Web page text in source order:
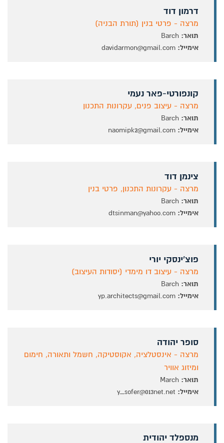
דרמון דוד
מרצה - פרטי בנין (תורת הבניה)
תואר:Barch
אימייל:davidarmon@gmail.com
קונפורטי-פאר נעמי
מרצה - עיצוב פנים, עקרונות התכנון
תואר:Barch
אימייל:naomipk2@gmail.com
צינמן דוד
מרצה - עקרונות התכנון, פרטי בנין
תואר:Barch
אימייל:dtsinman@yahoo.com
פוצ'ינסקי יורי
מרצה - עיצוב דו מימדי (יסודות העיצוב)
תואר:Barch
אימייל:yp.architects@gmail.com
סופר יהודה
מרצה - אינסטלציה, אקוסטיקה, חשמל ותאורה, חימום
ומיזוג אוויר
תואר:March
אימייל: y_sofer@013net.net
מנספלד יהודית